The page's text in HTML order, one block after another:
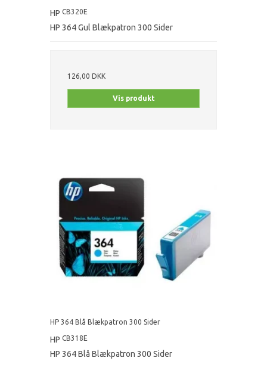
HP CB320E
HP 364 Gul Blækpatron 300 Sider
126,00 DKK
Vis produkt
HP 364 Blå Blækpatron 300 Sider
HP CB318E
HP 364 Blå Blækpatron 300 Sider